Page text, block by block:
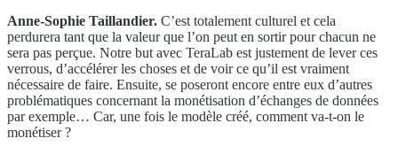
Anne-Sophie Taillandier. C’est totalement culturel et cela
perdurera tant que la valeur que l’on peut en sortir pour chacun ne
sera pas perçue. Notre but avec TeraLab est justement de lever ces
verrous, d’accélérer les choses et de voir ce qu’il est vraiment
nécessaire de faire. Ensuite, se poseront encore entre eux d’autres
problématiques concernant la monétisation d’échanges de données
par exemple… Car, une fois le modèle créé, comment va-t-on le
monétiser ?